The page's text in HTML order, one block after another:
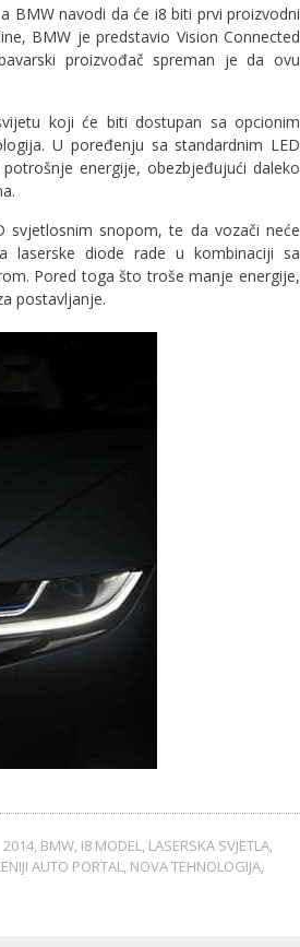
BMW navodi da će i8 biti prvi proizvodni
BMW je predstavio Vision Connected
proizvođač spreman je da ovu
koji će biti dostupan sa opcionim
U poređenju sa standardnim LED
energije, obezbjeđujući daleko
svjetlosnim snopom, te da vozači neće
diode rade u kombinaciji sa
Pored toga što troše manje energije,
postavljanje.
2014, BMW, I8 MODEL, LASERSKA SVJETLA,
AUTO PORTAL, NOVA TEHNOLOGIJA,